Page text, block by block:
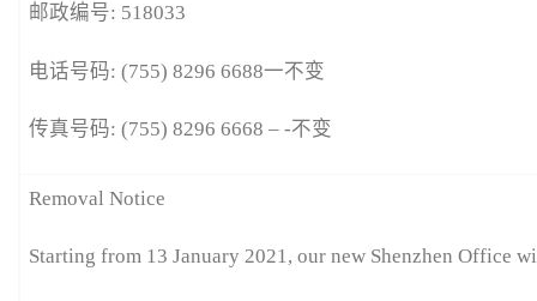
邮政编号: 518033
电话号码: (755) 8296 6688一不变
传真号码: (755) 8296 6668 – -不变
Removal Notice
Starting from 13 January 2021, our new Shenzhen Office